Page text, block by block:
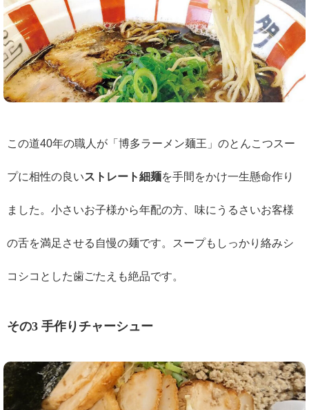
この道40年の職人が「博多ラーメン麺王」のとんこつスー
プに相性の良いストレート細麺を手間をかけ一生懸命作り
ました。小さいお子様から年配の方、味にうるさいお客様
の舌を満足させる自慢の麺です。スープもしっかり絡みシ
コシコとした歯ごたえも絶品です。
その3 手作りチャーシュー